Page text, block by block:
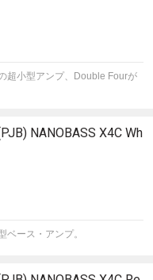
超小型アンプ、Double Fourが
NANOBASS X4C Wh
ース・アンプ。